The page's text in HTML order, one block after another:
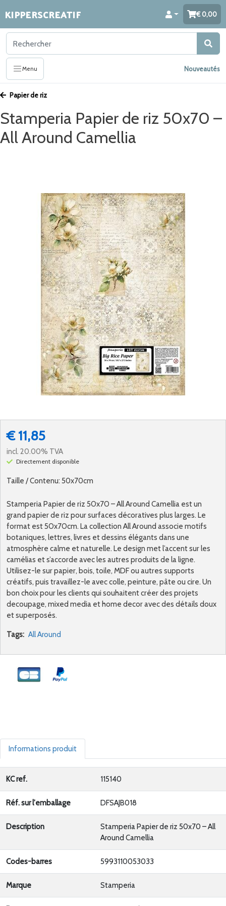
KIPPERSCREATIF 0,00
Menu Nouveautés
Papier de riz
Stamperia Papier de riz 50x70 –
All Around Camellia
Taille / Contenu: 50x70cm
€ 11,85
incl. 20.00% TVA
Directement disponible
Stamperia Papier de riz 50x70 – All Around Camellia est un
grand papier de riz pour surfaces décoratives plus larges. Le
format est 50x70cm. La collection All Around associe motifs
botaniques, lettres, livres et dessins élégants dans une
atmosphère calme et naturelle. Le design met l’accent sur les
camélias et s’accorde avec les autres produits de la ligne.
Utilisez-le sur papier, bois, toile, MDF ou autres supports
créatifs, puis travaillez-le avec colle, peinture, pâte ou cire. Un
bon choix pour les clients qui souhaitent créer des projets
decoupage, mixed media et home decor avec des détails doux
et superposés.
Tags: All Around
Informations produit
KC ref. 115140
Réf. sur l'emballage DFSAJB018
Description
Stamperia Papier de riz 50x70 – All
Around Camellia
Codes-barres 5993110053033
Marque Stamperia